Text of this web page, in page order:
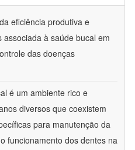
eficiência produtiva e
à saúde bucal em
das doenças
é um ambiente rico e
diversos que coexistem
para manutenção da
funcionamento dos dentes na